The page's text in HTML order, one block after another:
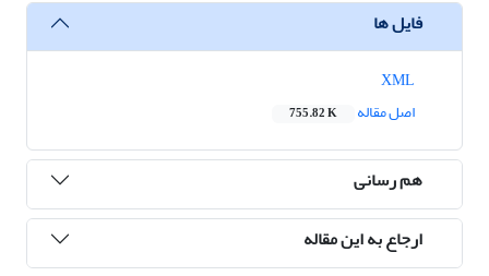
فایل ها
اصل مقاله
755.82 K
هم رسانی
ارجاع به این مقاله